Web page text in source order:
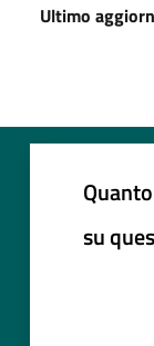
Ultimo
su